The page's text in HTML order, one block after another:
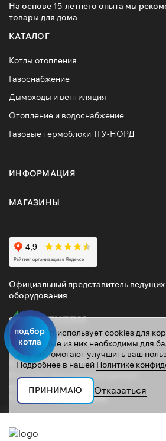
подбор
котла
На основе 15-летнего опыта мы
товары для дома
КАТАЛОГ
Котлы отопления
Газоснабжение
Дымоходы и вентиляция
Отопление и водоснабжение
Газовые термоблоки ТГУ-НОРД
ИНФОРМАЦИЯ
МАГАЗИНЫ
Официальный представитель ведущих
оборудования
© 2026 ТД «ГАЗОВИК»
Политика персональных данных
gazovik55@inbox.ru
Сайт сделали
Mahogany
Этот сайт использует cookies для
Некоторые из них необходимы для
другие помогают улучшить ваш
Подробнее в нашей Политике
ПРИНИМАЮ Отказаться